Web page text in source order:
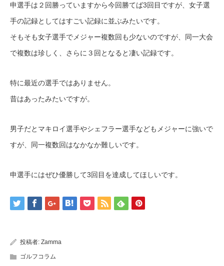
申選手は２回勝っていますから今回勝てば3回目ですが、女子選
手の記録としてはすごい記録に並ぶみたいです。
そもそも女子選手でメジャー複数回も少ないのですが、同一大会
で複数は珍しく、さらに３回となると凄い記録です。
特に最近の選手ではありません。
昔はあったみたいですが。
男子だとマキロイ選手やシェフラー選手などもメジャーに強いで
すが、同一複数回はなかなか難しいです。
申選手にはぜひ優勝して3回目を達成してほしいです。
投稿者: Zamma
ゴルフコラム